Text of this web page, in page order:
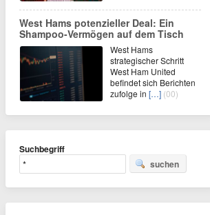
West Hams potenzieller Deal: Ein
Shampoo-Vermögen auf dem Tisch
West Hams
strategischer Schritt
West Ham United
befindet sich Berichten
zufolge in […] (00)
Suchbegriff
suchen